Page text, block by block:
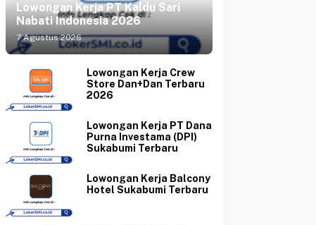
Lowongan Kerja PT Kaldu Sari
Nabati Indonesia 2026
7 Agustus 2026
Lowongan Kerja Crew
Store Dan+Dan Terbaru
2026
Lowongan Kerja PT Dana
Purna Investama (DPI)
Sukabumi Terbaru
Lowongan Kerja Balcony
Hotel Sukabumi Terbaru